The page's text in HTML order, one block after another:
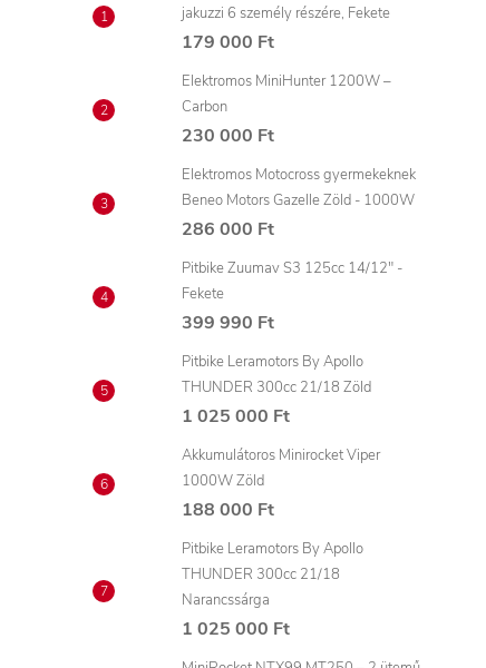
jakuzzi 6 személy részére, Fekete
179 000 Ft
Elektromos MiniHunter 1200W –
Carbon
230 000 Ft
Elektromos Motocross gyermekeknek
Beneo Motors Gazelle Zöld - 1000W
286 000 Ft
Pitbike Zuumav S3 125cc 14/12" -
Fekete
399 990 Ft
Pitbike Leramotors By Apollo
THUNDER 300cc 21/18 Zöld
1 025 000 Ft
Akkumulátoros Minirocket Viper
1000W Zöld
188 000 Ft
Pitbike Leramotors By Apollo
THUNDER 300cc 21/18
Narancssárga
1 025 000 Ft